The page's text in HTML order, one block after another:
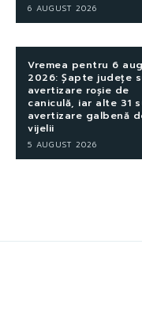
6 AUGUST 2026
Vremea pentru 6
2026: Șapte județe
avertizare roșie de
caniculă, iar alte 31
avertizare galbenă
vijelii
5 AUGUST 2026